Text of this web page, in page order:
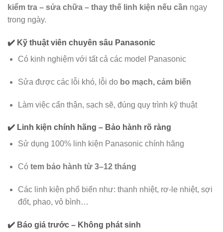
kiểm tra – sửa chữa – thay thế linh kiện nếu cần ngay
trong ngày.
✔️ Kỹ thuật viên chuyên sâu Panasonic
Có kinh nghiệm với tất cả các model Panasonic
Sửa được các lỗi khó, lỗi do bo mạch, cảm biến
Làm việc cẩn thận, sạch sẽ, đúng quy trình kỹ thuật
✔️ Linh kiện chính hãng – Bảo hành rõ ràng
Sử dụng 100% linh kiện Panasonic chính hãng
Có tem bảo hành từ 3–12 tháng
Các linh kiện phổ biến như: thanh nhiệt, rơ-le nhiệt, sợi
đốt, phao, vỏ bình…
✔️ Báo giá trước – Không phát sinh